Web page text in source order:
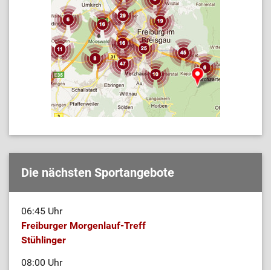
Die nächsten Sportangebote
06:45 Uhr
Freiburger Morgenlauf-Treff
Stühlinger
08:00 Uhr